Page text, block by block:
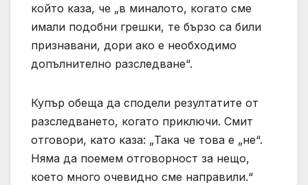
който каза, че „в миналото, когато сме
имали подобни грешки, те бързо са били
признавани, дори ако е необходимо
допълнително разследване“.
Купър обеща да сподели резултатите от
разследването, когато приключи. Смит
отговори, като каза: „Така че това е „не“.
Няма да поемем отговорност за нещо,
което много очевидно сме направили.“